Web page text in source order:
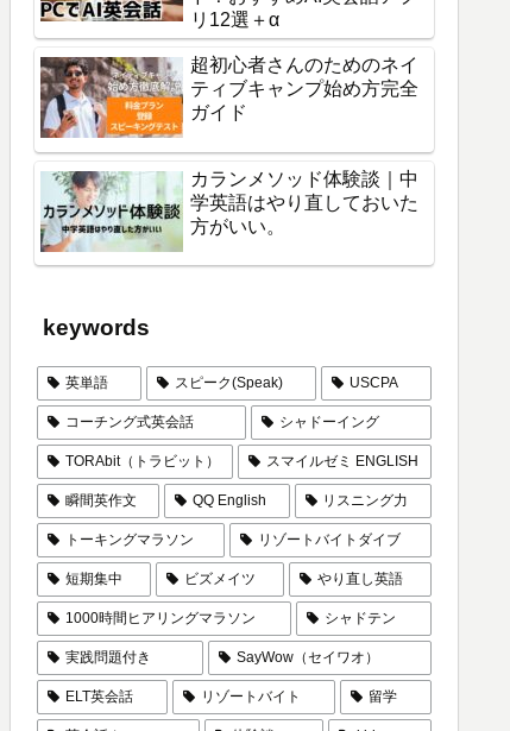
リ12選＋α
超初心者さんのためのネイ
ティブキャンプ始め方完全
ガイド
カランメソッド体験談｜中
学英語はやり直しておいた
方がいい。
keywords
英単語 スピーク(Speak) USCPA
コーチング式英会話 シャドーイング
TORAbit（トラビット） スマイルゼミ ENGLISH
瞬間英作文 QQ English リスニング力
トーキングマラソン リゾートバイトダイブ
短期集中 ビズメイツ やり直し英語
1000時間ヒアリングマラソン シャドテン
実践問題付き SayWow（セイワオ）
ELT英会話 リゾートバイト 留学